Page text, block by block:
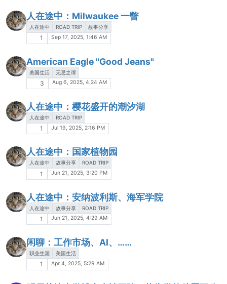
人在途中：Milwaukee 一瞥
人在途中 ROAD TRIP 故事分享
1 Sep 17, 2025, 1:46 AM
American Eagle "Good Jeans"
美国生活 无忌之谭
3 Aug 6, 2025, 4:24 AM
人在途中：樱花盛开的潮汐湖
人在途中 ROAD TRIP
1 Jul 19, 2025, 2:16 PM
人在途中：国家植物园
人在途中 故事分享 ROAD TRIP
1 Jun 21, 2025, 3:20 PM
人在途中：安纳波利斯、海军学院
人在途中 故事分享 ROAD TRIP
1 Jun 21, 2025, 4:29 AM
闲聊：工作市场、AI、……
职业生涯 美国生活
1 Apr 4, 2025, 5:29 AM